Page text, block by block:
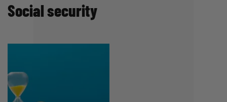
Social security